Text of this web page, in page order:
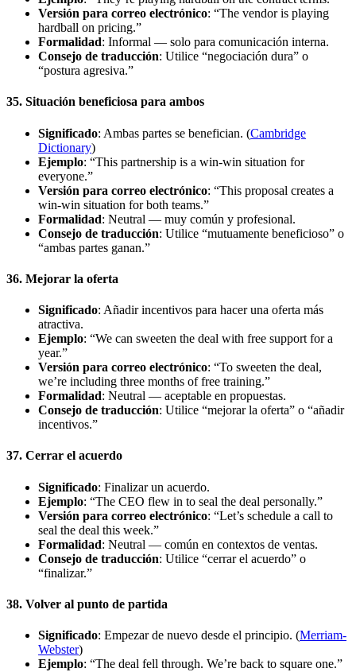
Versión para correo electrónico: “The vendor is playing
hardball on pricing.”
Formalidad: Informal — solo para comunicación interna.
Consejo de traducción: Utilice “negociación dura” o
“postura agresiva.”
35. Situación beneficiosa para ambos
Significado: Ambas partes se benefician. (Cambridge
Dictionary)
Ejemplo: “This partnership is a win-win situation for
everyone.”
Versión para correo electrónico: “This proposal creates a
win-win situation for both teams.”
Formalidad: Neutral — muy común y profesional.
Consejo de traducción: Utilice “mutuamente beneficioso” o
“ambas partes ganan.”
36. Mejorar la oferta
Significado: Añadir incentivos para hacer una oferta más
atractiva.
Ejemplo: “We can sweeten the deal with free support for a
year.”
Versión para correo electrónico: “To sweeten the deal,
we’re including three months of free training.”
Formalidad: Neutral — aceptable en propuestas.
Consejo de traducción: Utilice “mejorar la oferta” o “añadir
incentivos.”
37. Cerrar el acuerdo
Significado: Finalizar un acuerdo.
Ejemplo: “The CEO flew in to seal the deal personally.”
Versión para correo electrónico: “Let’s schedule a call to
seal the deal this week.”
Formalidad: Neutral — común en contextos de ventas.
Consejo de traducción: Utilice “cerrar el acuerdo” o
“finalizar.”
38. Volver al punto de partida
Significado: Empezar de nuevo desde el principio. (Merriam-
Webster)
Ejemplo: “The deal fell through. We’re back to square one.”